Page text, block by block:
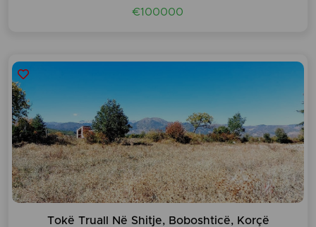
€100000
Tokë Truall Në Shitje, Boboshticë, Korçë